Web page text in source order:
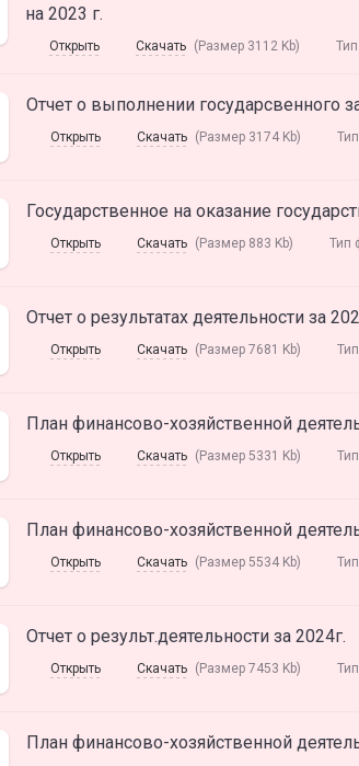
на 2023 г.
Открыть Скачать (Размер 3112 Kb)
Отчет о выполнении государсвенного
Открыть Скачать (Размер 3174 Kb)
Государственное на оказание
Открыть Скачать (Размер 883 Kb) Тип
Отчет о результатах деятельности за
Открыть Скачать (Размер 7681 Kb)
План финансово-хозяйственной
Открыть Скачать (Размер 5331 Kb)
План финансово-хозяйственной
Открыть Скачать (Размер 5534 Kb)
Отчет о результ.деятельности за 2024г.
Открыть Скачать (Размер 7453 Kb)
План финансово-хозяйственной